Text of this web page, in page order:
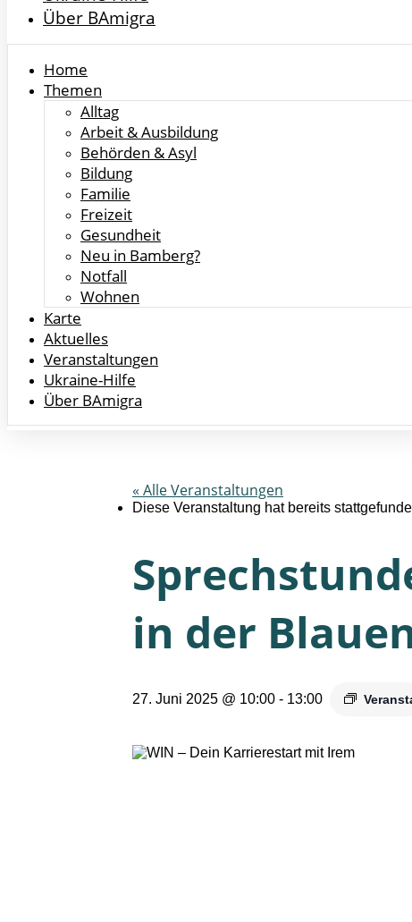
Über BAmigra
Home
Themen
Alltag
Arbeit & Ausbildung
Behörden & Asyl
Bildung
Familie
Freizeit
Gesundheit
Neu in Bamberg?
Notfall
Wohnen
Karte
Aktuelles
Veranstaltungen
Ukraine-Hilfe
Über BAmigra
« Alle Veranstaltungen
Diese Veranstaltung hat bereits
in der
27. Juni 2025 @ 10:00 - 13:00